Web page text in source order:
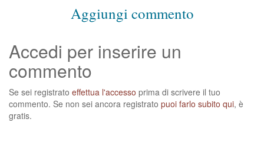
Aggiungi commento
Accedi per inserire un
commento
Se sei registrato effettua l'accesso prima di scrivere il tuo
commento. Se non sei ancora registrato puoi farlo subito qui, è
gratis.